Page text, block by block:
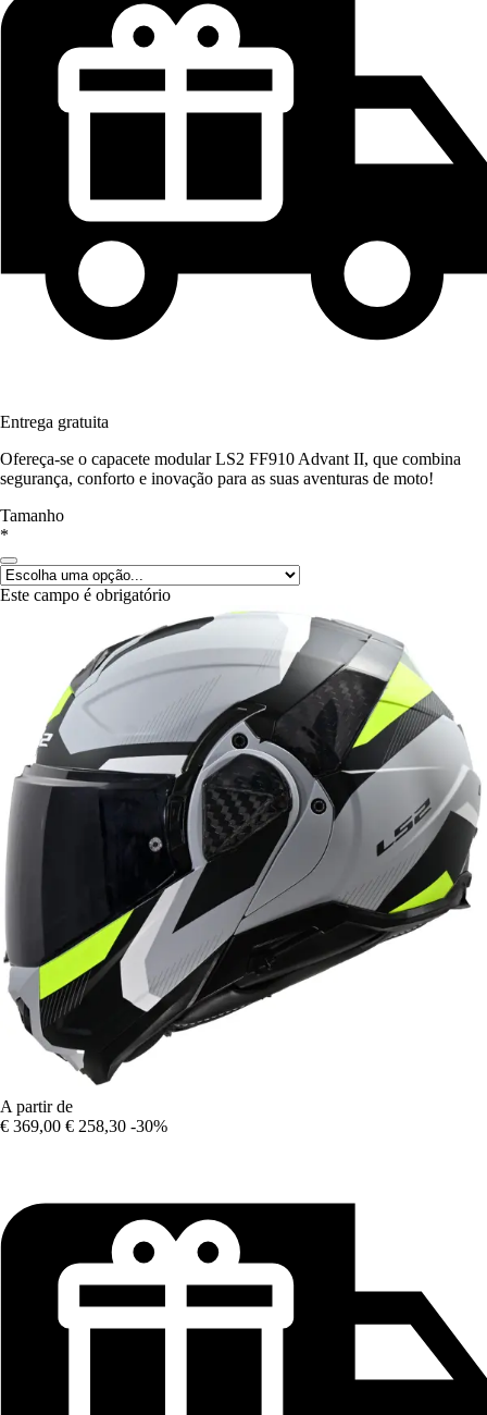
Entrega gratuita
Ofereça-se o capacete modular LS2 FF910 Advant II, que combina
segurança, conforto e inovação para as suas aventuras de moto!
Tamanho
*
Este campo é obrigatório
A partir de
€ 369,00 € 258,30 -30%